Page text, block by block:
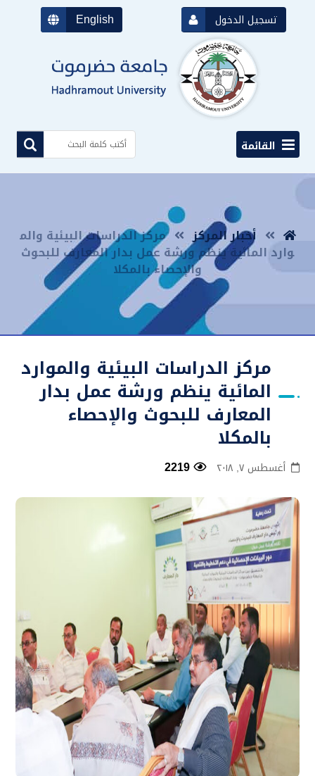
English تسجيل الدخول
القائمة
أخبار المركز مركز الدراسات البيئية والم
وارد المائية ينظم ورشة عمل بدار المعارف للبحوث
والإحصاء بالمكلا
مركز الدراسات البيئية والموارد
المائية ينظم ورشة عمل بدار
المعارف للبحوث والإحصاء
بالمكلا
أغسطس ٧, ٢٠١٨ 2219